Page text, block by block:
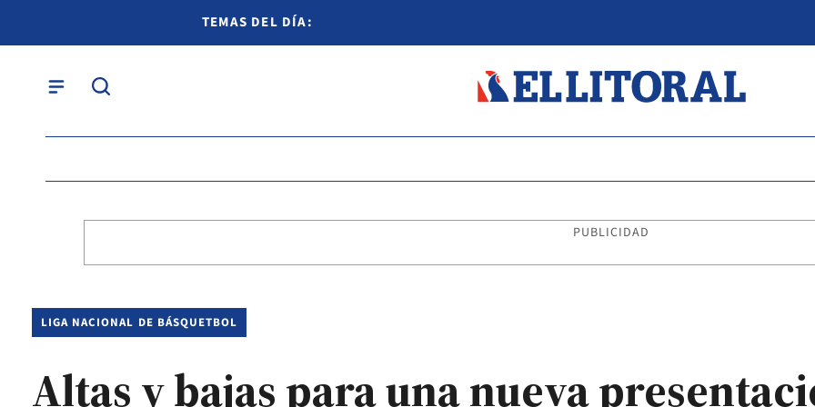
TEMAS DEL DÍA:
PUBLICIDAD
LIGA NACIONAL DE BÁSQUETBOL
Altas y bajas para una nueva